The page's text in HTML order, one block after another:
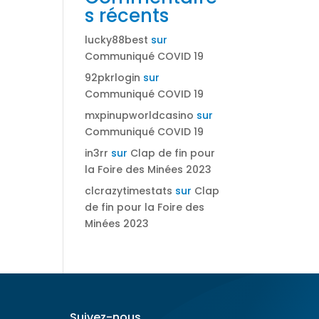
s récents
lucky88best sur
Communiqué COVID 19
92pkrlogin sur
Communiqué COVID 19
mxpinupworldcasino sur
Communiqué COVID 19
in3rr sur Clap de fin pour
la Foire des Minées 2023
clcrazytimestats sur Clap
de fin pour la Foire des
Minées 2023